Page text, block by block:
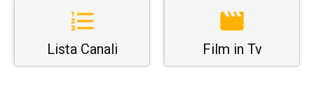
Lista Canali Film in Tv